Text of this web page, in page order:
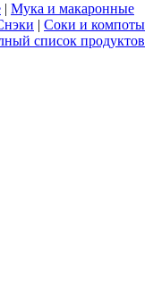
Мука и макаронные
Соки и компоты
список продуктов